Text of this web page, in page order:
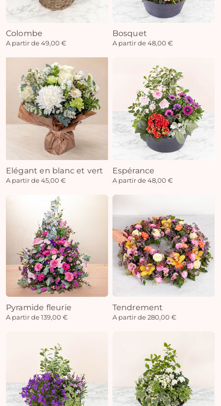
Colombe
A partir de 49,00 €
Bosquet
A partir de 48,00 €
Elégant en blanc et vert
A partir de 45,00 €
Espérance
A partir de 48,00 €
Pyramide fleurie
A partir de 139,00 €
Tendrement
A partir de 280,00 €